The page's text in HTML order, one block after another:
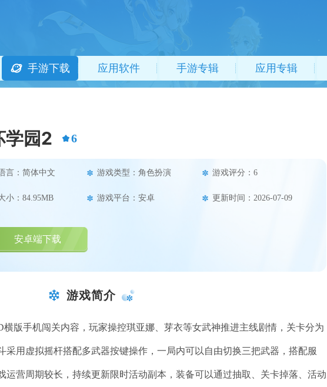
手游下载 应用软件 手游专辑 应用专辑
学园2 6
言：简体中文 游戏类型：角色扮演 游戏评分：6
小：84.95MB 游戏平台：安卓 更新时间：2026-07-09
安卓端下载
游戏简介
横版手机闯关内容，玩家操控琪亚娜、芽衣等女武神推进主线剧情，关卡分为
采用虚拟摇杆搭配多武器按键操作，一局内可以自由切换三把武器，搭配服
运营周期较长，持续更新限时活动副本，装备可以通过抽取、关卡掉落、活动